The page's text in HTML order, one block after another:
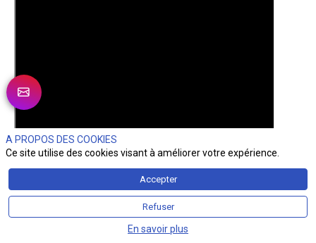
A PROPOS DES COOKIES
Ce site utilise des cookies visant à améliorer votre expérience.
Accepter
Refuser
En savoir plus